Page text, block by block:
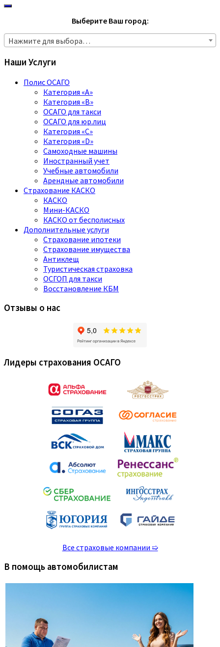
Выберите Ваш город:
Нажмите для выбора…
Наши Услуги
Полис ОСАГО
Категория «A»
Категория «B»
ОСАГО для такси
ОСАГО для юр.лиц
Категория «C»
Категория «D»
Самоходные машины
Иностранный учет
Учебные автомобили
Арендные автомобили
Страхование КАСКО
КАСКО
Мини-КАСКО
КАСКО от бесполисных
Дополнительные услуги
Страхование ипотеки
Страхование имущества
Антиклещ
Туристическая страховка
ОСГОП для такси
Восстановление КБМ
Отзывы о нас
Лидеры страхования ОСАГО
Все страховые компании ➯
В помощь автомобилистам